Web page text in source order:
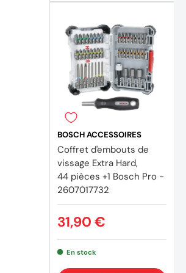
BOSCH ACCESSOIRES
Coffret d'embouts de
vissage Extra Hard,
44 pièces +1 Bosch Pro -
2607017732
31,90 €
En stock